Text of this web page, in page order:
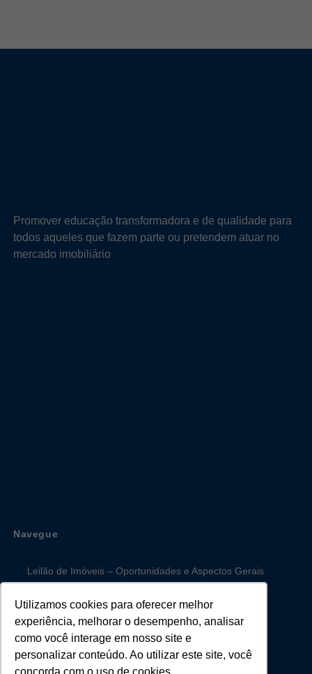
Utilizamos cookies para oferecer melhor
experiência, melhorar o desempenho, analisar
como você interage em nosso site e
personalizar conteúdo. Ao utilizar este site, você
Promover educação transformadora e de qualidade para
todos aqueles que fazem parte ou pretendem atuar no
mercado imobiliário
Navegue
Leilão de Imóveis – Oportunidades e Aspectos Gerais
Leilão Judicial de Imóveis
Mercado Imobiliário